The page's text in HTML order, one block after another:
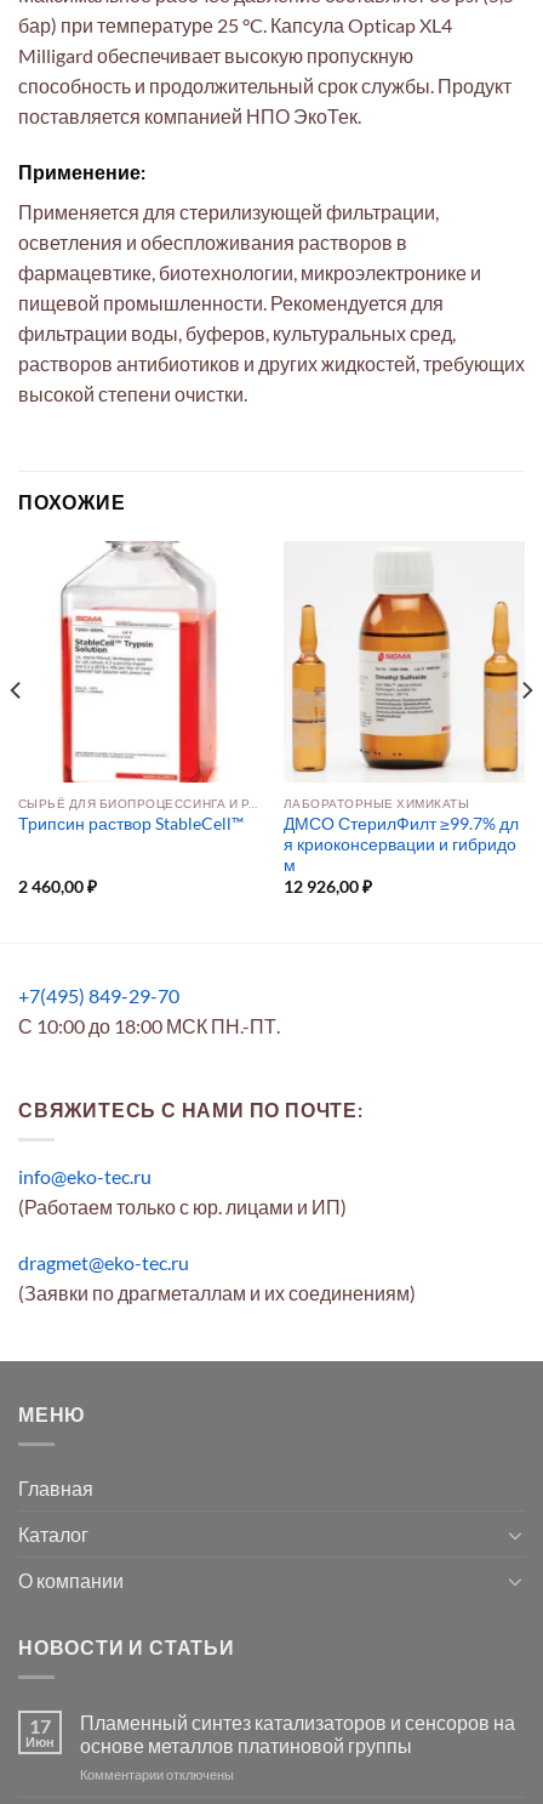
бар) при температуре 25 °C. Капсула Opticap XL4
Milligard обеспечивает высокую пропускную
способность и продолжительный срок службы. Продукт
поставляется компанией НПО ЭкоТек.
Применение:
Применяется для стерилизующей фильтрации,
осветления и обеспложивания растворов в
фармацевтике, биотехнологии, микроэлектронике и
пищевой промышленности. Рекомендуется для
фильтрации воды, буферов, культуральных сред,
растворов антибиотиков и других жидкостей, требующих
высокой степени очистки.
ПОХОЖИЕ
Трипсин раствор StableCell™
2 460,00₽
ЛАБОРАТОРНЫЕ ХИМИКАТЫ
ДМСО СтерилФилт ≥99.7% дл
я криоконсервации и гибридо
м
12 926,00₽
+7(495) 849-29-70
С 10:00 до 18:00 МСК ПН.-ПТ.
СВЯЖИТЕСЬ С НАМИ ПО ПОЧТЕ:
info@eko-tec.ru
(Работаем только с юр. лицами и ИП)
dragmet@eko-tec.ru
(Заявки по драгметаллам и их соединениям)
МЕНЮ
Главная
Каталог
О компании
НОВОСТИ И СТАТЬИ
17
Июн
Пламенный синтез катализаторов и сенсоров на
основе металлов платиновой группы
Комментариикотключены